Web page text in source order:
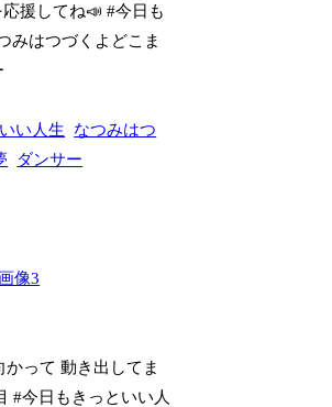
援してね📣 #今日も
みはつづくよどこま
い人生
なつみはつ
ダンサー
かって 動き出してま
#今日もきっといい人